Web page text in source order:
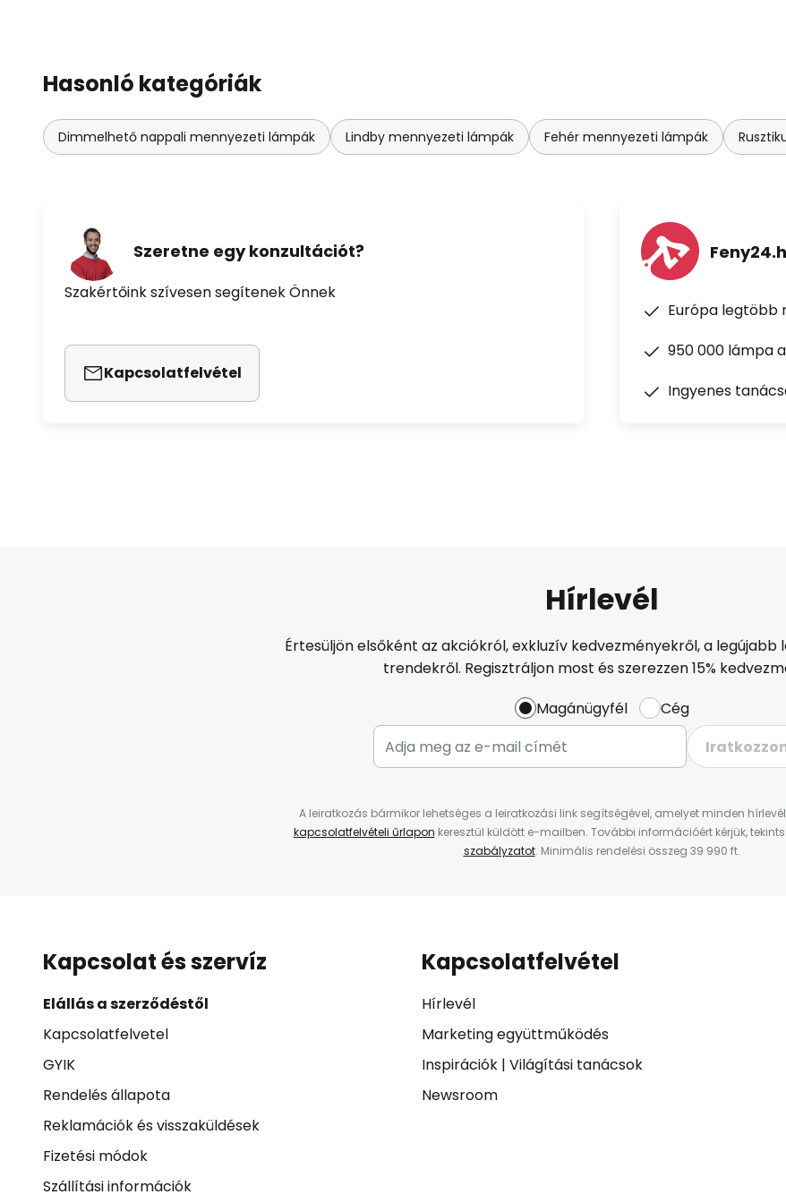
Hasonló kategóriák
Dimmelhető nappali mennyezeti lámpák Lindby mennyezeti lámpák Fehér mennyezeti lámpák
Szeretne egy konzultációt?
Szakértőink szívesen segítenek Önnek
Kapcsolatfelvétel
Európa legtöbb
950 000 lámpa
Ingyenes
Hírlevél
Értesüljön elsőként az akciókról, exkluzív kedvezményekről, a
trendekről. Regisztráljon most és szerezzen 15%
Magánügyfél
Cég
A leiratkozás bármikor lehetséges a leiratkozási link segítségével, amelyet minden
kapcsolatfelvételi űrlapon keresztül küldött e-mailben. További információért kérjük,
szabályzatot. Minimális rendelési összeg 39 990 ft.
Kapcsolat és szervíz
Elállás a szerződéstől
Kapcsolatfelvetel
GYIK
Rendelés állapota
Reklamációk és visszaküldések
Fizetési módok
Szállítási információk
Kapcsolatfelvétel
Hírlevél
Marketing együttműködés
Inspirációk| Világítási tanácsok
Newsroom